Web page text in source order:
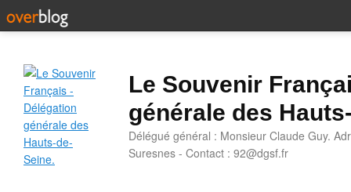
Le Souvenir
générale des
Délégué général : Monsieur Claude Guy.
Suresnes - Contact : 92@dgsf.fr